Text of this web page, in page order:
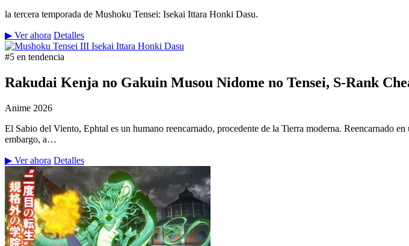
la tercera temporada de Mushoku Tensei: Isekai Ittara Honki Dasu.
▶ Ver ahora Detalles
#5 en tendencia
Rakudai Kenja no Gakuin Musou Nidome no Tensei, S-Rank
Anime 2026
El Sabio del Viento, Ephtal es un humano reencarnado, procedente de la Tierra moderna. Reencarnado
embargo, a…
▶ Ver ahora Detalles